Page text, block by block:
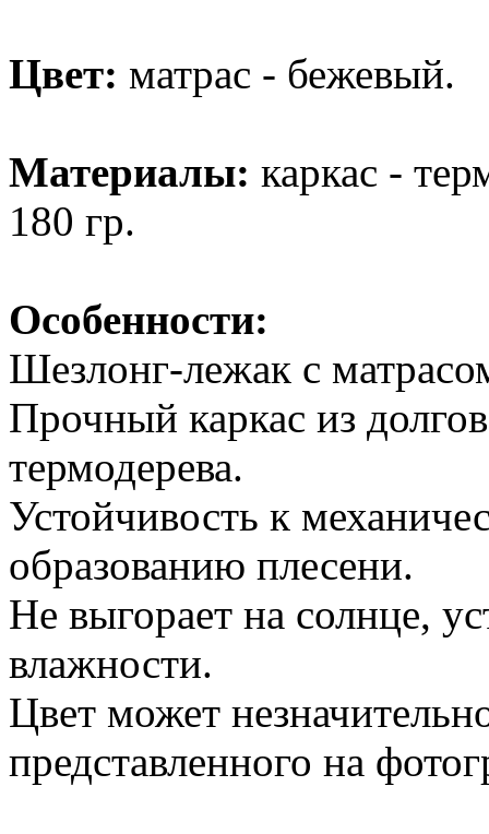
Цвет: матрас - бежевый.
Материалы: каркас -
180 гр.
Особенности:
Шезлонг-лежак с
Прочный каркас из
термодерева.
Устойчивость к
образованию плесени.
Не выгорает на солнце,
влажности.
Цвет может
представленного на